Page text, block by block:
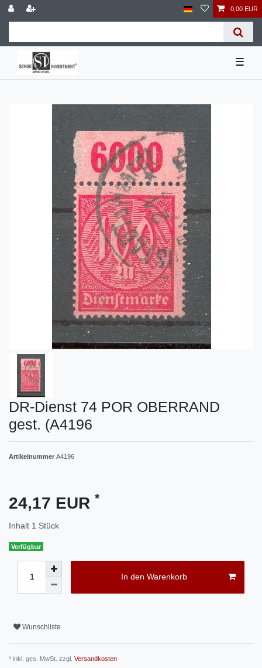
0,00 EUR
☰
DR-Dienst 74 POR OBERRAND
gest. (A4196
Artikelnummer A4196
24,17 EUR *
Inhalt 1 Stück
Verfügbar
In den Warenkorb
Wunschliste
* inkl. ges. MwSt. zzgl. Versandkosten